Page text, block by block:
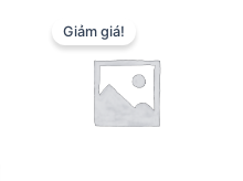
Giảm giá!